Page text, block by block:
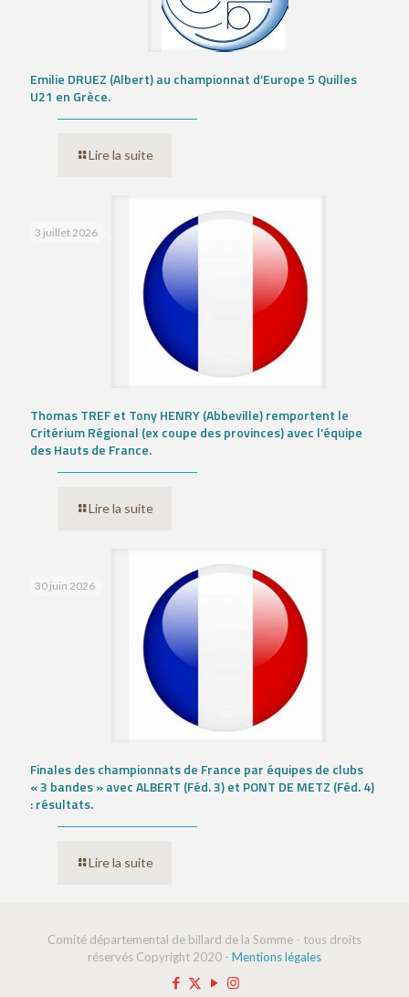
Emilie DRUEZ (Albert) au championnat d’Europe 5 Quilles
U21 en Grèce.
Lire la suite
3 juillet 2026
Thomas TREF et Tony HENRY (Abbeville) remportent le
Critérium Régional (ex coupe des provinces) avec l’équipe
des Hauts de France.
Lire la suite
30 juin 2026
Finales des championnats de France par équipes de clubs
« 3 bandes » avec ALBERT (Féd. 3) et PONT DE METZ (Féd. 4)
: résultats.
Lire la suite
Comité départemental de billard de la Somme - tous droits
réservés Copyright 2020 - Mentions légales